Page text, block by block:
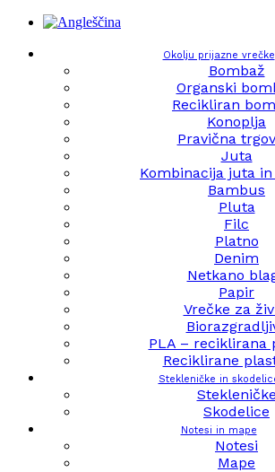
Okolju prijazne vrečke
Bombaž
Organski
Recikliran
Konoplja
Pravična
Juta
Kombinacija juta
Bambus
Pluta
Filc
Platno
Denim
Netkano
Papir
Vrečke za
PLA – reciklirana
Reciklirane
Stekleničke in
Stekleničke
Skodelice
Notesi in mape
Notesi
Mape